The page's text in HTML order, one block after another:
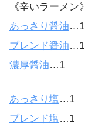
《辛いラーメン》
あっさり醤油…1
ブレンド醤油…1
濃厚醤油…1
あっさり塩…1
ブレンド塩…1